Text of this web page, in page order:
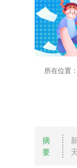
所在位置
摘
要